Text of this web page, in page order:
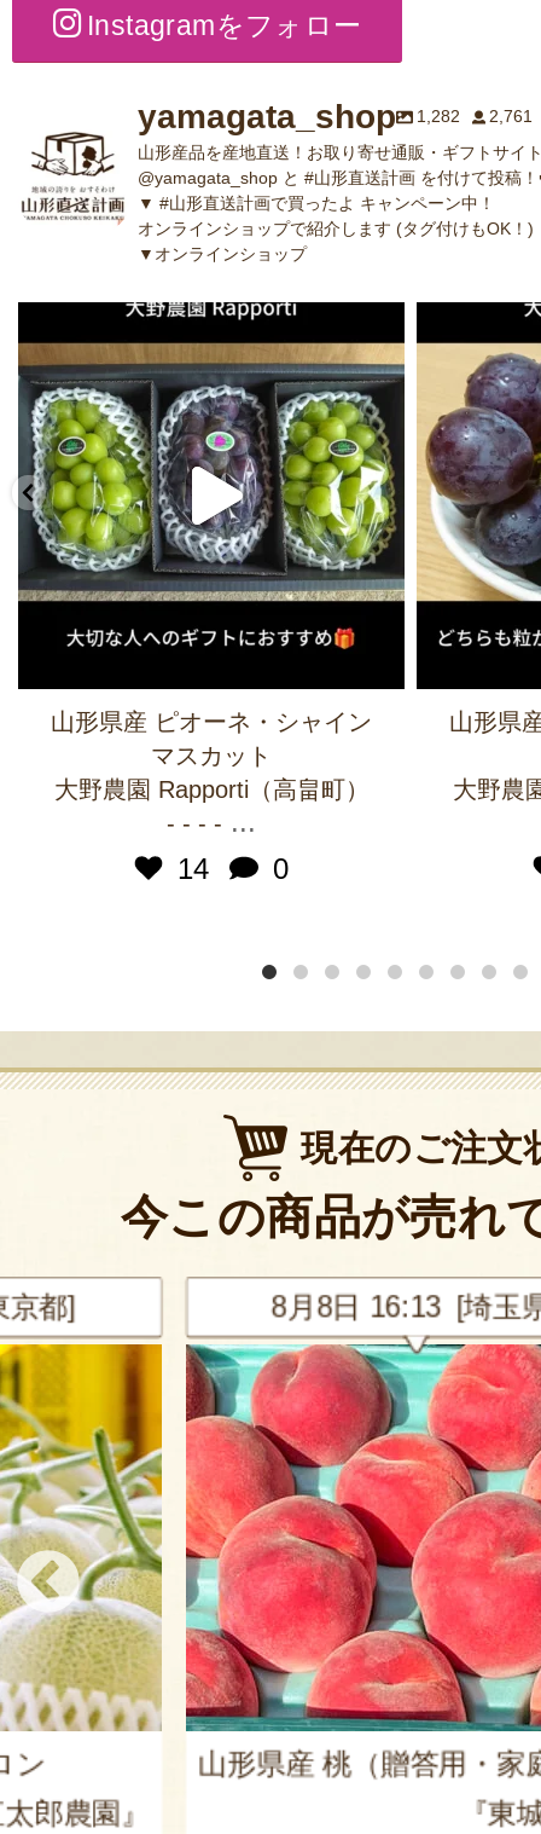
Instagramをフォロー
yamagata_shop 1,282
2,761
山形産品を産地直送！お取り寄せ通販・ギフトサイ
@yamagata_shop と #山形直送計画 を付けて投稿
▼ #山形直送計画で買ったよ キャンペーン中！
オンラインショップで紹介します (タグ付けもOK！)
▼オンラインショップ
山形県産 ピオーネ・シャイン
マスカット
大野農園 Rapporti（高畠町）
- - - - ...
14
0
山形県
大野農
現在のご注文
今この商品が売れ
都]
ン
郎農園』
8月8日 16:13 [埼玉
山形県産 桃（贈答用・家
『東